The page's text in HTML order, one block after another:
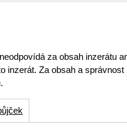
za obsah inzerátu
inzerát. Za obsah a